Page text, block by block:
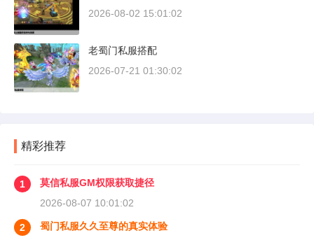
2026-08-02 15:01:02
老蜀门私服搭配
2026-07-21 01:30:02
精彩推荐
1
莫信私服GM权限获取捷径
2026-08-07 10:01:02
2
蜀门私服久久至尊的真实体验